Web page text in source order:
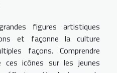
figures artistiques
et façonne la culture
façons. Comprendre
ces icônes sur les jeunes